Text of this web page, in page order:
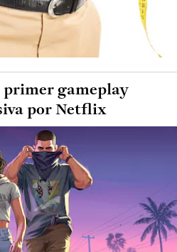
primer gameplay
por Netflix